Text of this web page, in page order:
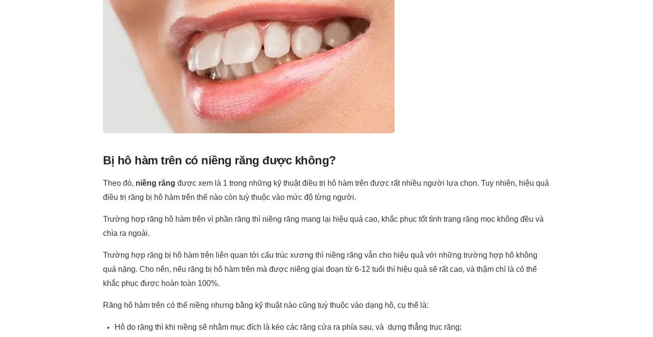
Bị hô hàm trên có niềng răng được không?
Theo đó, niềng răng được xem là 1 trong những kỹ thuật điều trị hô hàm trên được rất nhiều người lựa chọn. Tuy nhiên, hiệu quả
điều trị răng bị hô hàm trên thế nào còn tuỳ thuộc vào mức độ từng người.
Trường hợp răng hô hàm trên vì phần răng thì niềng răng mang lại hiệu quả cao, khắc phục tốt tình trạng răng mọc không đều và
chìa ra ngoài.
Trường hợp răng bị hô hàm trên liên quan tới cấu trúc xương thì niềng răng vẫn cho hiệu quả với những trường hợp hô không
quá nặng. Cho nên, nếu răng bị hô hàm trên mà được niêng giai đoạn từ 6-12 tuổi thì hiệu quả sẽ rất cao, và thậm chí là có thể
khắc phục được hoàn toàn 100%.
Răng hô hàm trên có thể niềng nhưng bằng kỹ thuật nào cũng tuỳ thuộc vào dạng hô, cụ thể là:
Hô do răng thì khi niềng sẽ nhằm mục đích là kéo các răng cửa ra phía sau, và dựng thẳng trục răng;